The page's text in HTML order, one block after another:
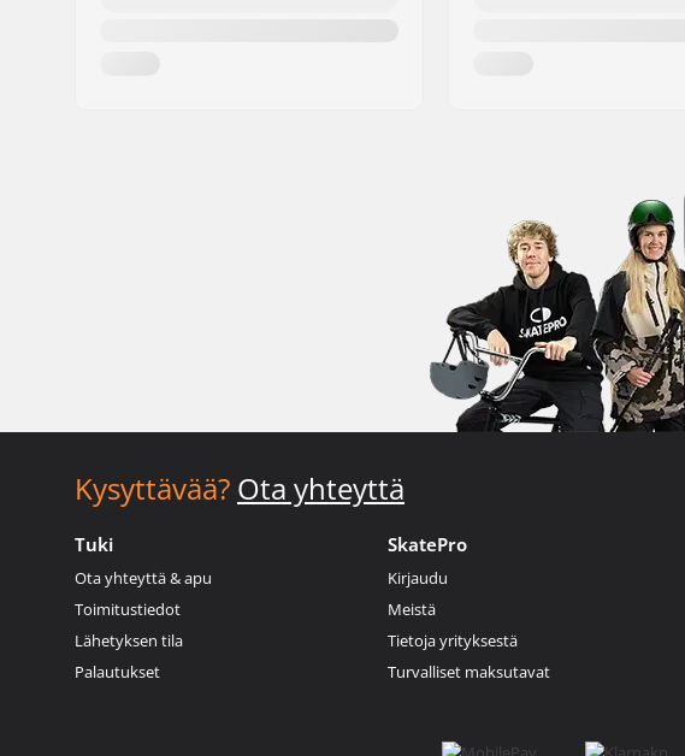
Kysyttävää? Ota yhteyttä
Tuki
Ota yhteyttä & apu
Toimitustiedot
Lähetyksen tila
Palautukset
SkatePro
Kirjaudu
Meistä
Tietoja yrityksestä
Turvalliset maksutavat